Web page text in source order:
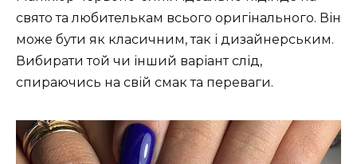
свято та любителькам всього оригінального. Він
може бути як класичним, так і дизайнерським.
Вибирати той чи інший варіант слід,
спираючись на свій смак та переваги.